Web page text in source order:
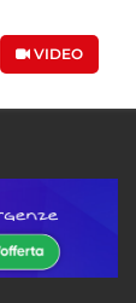
VIDEO